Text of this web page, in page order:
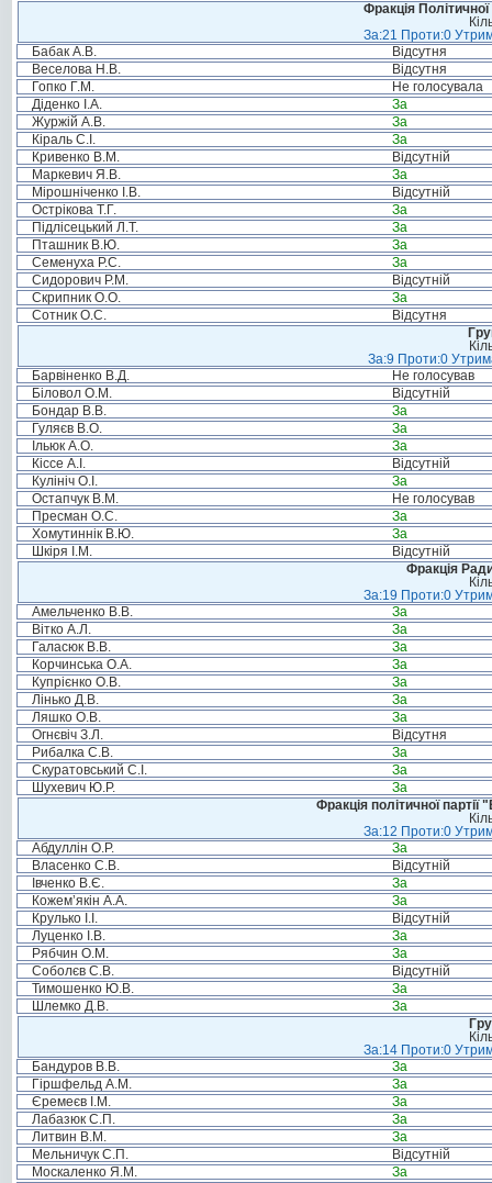
Фракція
За:21 Проти:0
Бабак А.В.
Відсутня
Веселова Н.В.
Відсутня
Гопко Г.М.
Не голосувала
Діденко І.А.
За
Журжій А.В.
За
Кіраль С.І.
За
Кривенко В.М.
Відсутній
Маркевич Я.В.
За
Мірошніченко І.В.
Відсутній
Острікова Т.Г.
За
Підлісецький Л.Т.
За
Пташник В.Ю.
За
Семенуха Р.С.
За
Сидорович Р.М.
Відсутній
Скрипник О.О.
За
Сотник О.С.
Відсутня
За:9 Проти:0
Барвіненко В.Д.
Не голосував
Біловол О.М.
Відсутній
Бондар В.В.
За
Гуляєв В.О.
За
Ільюк А.О.
За
Кіссе А.І.
Відсутній
Кулініч О.І.
За
Остапчук В.М.
Не голосував
Пресман О.С.
За
Хомутиннік В.Ю.
За
Шкіря І.М.
Відсутній
Фракція
За:19 Проти:0
Амельченко В.В.
За
Вітко А.Л.
За
Галасюк В.В.
За
Корчинська О.А.
За
Купрієнко О.В.
За
Лінько Д.В.
За
Ляшко О.В.
За
Огнєвіч З.Л.
Відсутня
Рибалка С.В.
За
Скуратовський С.І.
За
Шухевич Ю.Р.
За
Фракція політичної
За:12 Проти:0
Абдуллін О.Р.
За
Власенко С.В.
Відсутній
Івченко В.Є.
За
Кожем’якін А.А.
За
Крулько І.І.
Відсутній
Луценко І.В.
За
Рябчин О.М.
За
Соболєв С.В.
Відсутній
Тимошенко Ю.В.
За
Шлемко Д.В.
За
За:14 Проти:0
Бандуров В.В.
За
Гіршфельд А.М.
За
Єремеєв І.М.
За
Лабазюк С.П.
За
Литвин В.М.
За
Мельничук С.П.
Відсутній
Москаленко Я.М.
За